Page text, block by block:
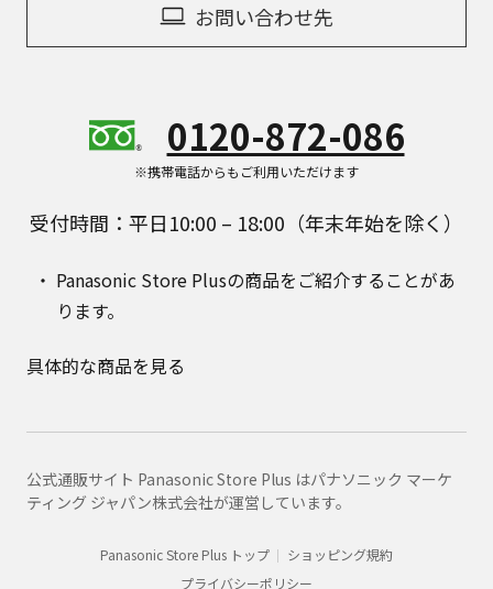
お問い合わせ先
0120-872-086
※携帯電話からもご利用いただけます
受付時間：平日10:00 – 18:00（年末年始を除く）
Panasonic Store Plusの商品をご紹介することがあ
ります。
具体的な商品を見る
公式通販サイト Panasonic Store Plus はパナソニック マーケ
ティング ジャパン株式会社が運営しています。
Panasonic Store Plus トップ
ショッピング規約
プライバシーポリシー